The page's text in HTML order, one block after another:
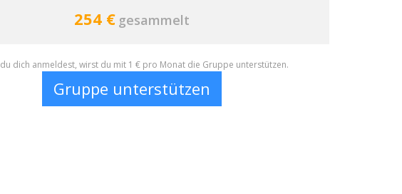
254 € gesammelt
dich anmeldest, wirst du mit 1 € pro Monat die Gruppe unterstützen.
Gruppe unterstützen